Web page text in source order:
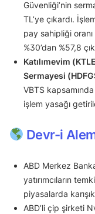
Güvenliği’nin
TL’ye çıkardı.
pay sahipliği oranı
%30’dan %57,8
Katılımevim
Sermayesi
VBTS
işlem yasağı
Devr-i
ABD Merkez
yatırımcıların
piyasalarda
ABD’li çip şirketi